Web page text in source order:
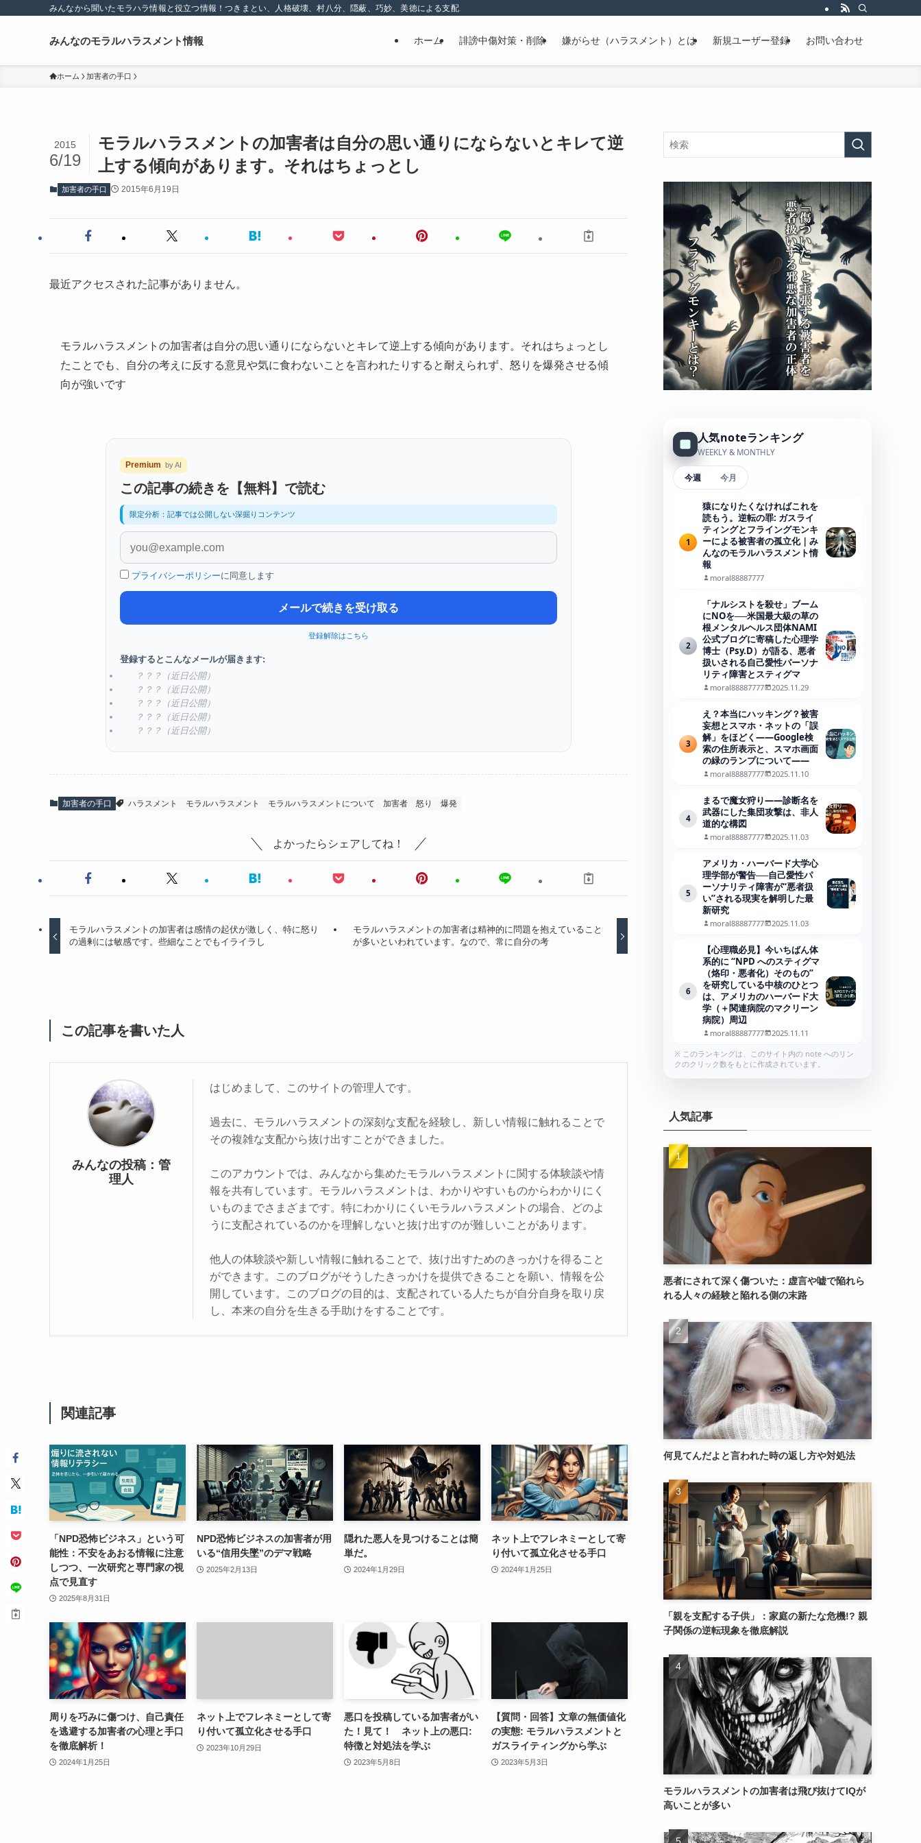
みんなから聞いたモラハラ情報と役立つ情報！つきまとい、人格破壊、村八分、隠蔽、巧妙、美徳による支配、精神的な嫌がらせ
みんなのモラルハラスメント情報 ホーム 誹謗中傷対策・削除 嫌がらせ（ハラスメント）とは 新規ユーザー登録 お問い合わせ
ホーム 加害者の手口
モラルハラスメントの加害者は自分の思い通りにならないとキレて逆
上する傾向があります。それはちょっとし
2015
6/19
加害者の手口 2015年6月19日
最近アクセスされた記事がありません。
モラルハラスメントの加害者は自分の思い通りにならないとキレて逆上する傾向があります。それはちょっとし
たことでも、自分の考えに反する意見や気に食わないことを言われたりすると耐えられず、怒りを爆発させる傾
向が強いです
Premium by AI
この記事の続きを【無料】で読む
限定分析：記事では公開しない深掘りコンテンツ
プライバシーポリシーに同意します
メールで続きを受け取る
登録解除はこちら
登録するとこんなメールが届きます:
？？？（近日公開）
？？？（近日公開）
？？？（近日公開）
？？？（近日公開）
？？？（近日公開）
加害者の手口 ハラスメント モラルハラスメント モラルハラスメントについて 加害者 怒り 爆発
よかったらシェアしてね！
モラルハラスメントの加害者は感情の起伏が激しく、特に怒り
の過剰には敏感です。些細なことでもイライラし
モラルハラスメントの加害者は精神的に問題を抱えていること
が多いといわれています。なので、常に自分の考
この記事を書いた人
みんなの投稿：管
理人
はじめまして、このサイトの管理人です。
過去に、モラルハラスメントの深刻な支配を経験し、新しい情報に触れることで
その複雑な支配から抜け出すことができました。
このアカウントでは、みんなから集めたモラルハラスメントに関する体験談や情
報を共有しています。モラルハラスメントは、わかりやすいものからわかりにく
いものまでさまざまです。特にわかりにくいモラルハラスメントの場合、どのよ
うに支配されているのかを理解しないと抜け出すのが難しいことがあります。
他人の体験談や新しい情報に触れることで、抜け出すためのきっかけを得ること
ができます。このブログがそうしたきっかけを提供できることを願い、情報を公
開しています。このブログの目的は、支配されている人たちが自分自身を取り戻
し、本来の自分を生きる手助けをすることです。
関連記事
「NPD恐怖ビジネス」という可
能性：不安をあおる情報に注意
しつつ、一次研究と専門家の視
点で見直す
2025年8月31日
NPD恐怖ビジネスの加害者が用
いる“信用失墜”のデマ戦略
2025年2月13日
隠れた悪人を見つけることは簡
単だ。
2024年1月29日
ネット上でフレネミーとして寄
り付いて孤立化させる手口
2024年1月25日
周りを巧みに傷つけ、自己責任
を逃避する加害者の心理と手口
を徹底解析！
2024年1月25日
ネット上でフレネミーとして寄
り付いて孤立化させる手口
2023年10月29日
悪口を投稿している加害者がい
た！見て！ ネット上の悪口:
特徴と対処法を学ぶ
2023年5月8日
【質問・回答】文章の無価値化
の実態: モラルハラスメントと
ガスライティングから学ぶ
2023年5月3日
人気noteランキング
WEEKLY & MONTHLY
今週 今月
1
猿になりたくなければこれを
読もう。逆転の罪: ガスライ
ティングとフライングモンキ
ーによる被害者の孤立化｜み
んなのモラルハラスメント情
報
moral88887777
2
「ナルシストを殺せ」ブーム
にNOを──米国最大級の草の
根メンタルヘルス団体NAMI
公式ブログに寄稿した心理学
博士（Psy.D）が語る、悪者
扱いされる自己愛性パーソナ
リティ障害とスティグマ
moral88887777 2025.11.29
3
え？本当にハッキング？被害
妄想とスマホ・ネットの「誤
解」をほどく――Google検
索の住所表示と、スマホ画面
の緑のランプについて――
moral88887777 2025.11.10
4
まるで魔女狩り——診断名を
武器にした集団攻撃は、非人
道的な構図
moral88887777 2025.11.03
5
アメリカ・ハーバード大学心
理学部が警告──自己愛性パ
ーソナリティ障害が“悪者扱
い”される現実を解明した最
新研究
moral88887777 2025.11.03
6
【心理職必見】今いちばん体
系的に “NPD へのスティグマ
（烙印・悪者化）そのもの”
を研究している中核のひとつ
は、アメリカのハーバード大
学（＋関連病院のマクリーン
病院）周辺
moral88887777
2025.11.11
※ このランキングは、このサイト内の note へのリン
クのクリック数をもとに作成されています。
人気記事
悪者にされて深く傷ついた：虚言や嘘で陥れら
れる人々の経験と陥れる側の末路
何見てんだよと言われた時の返し方や対処法
「親を支配する子供」：家庭の新たな危機!? 親
子関係の逆転現象を徹底解説
モラルハラスメントの加害者は飛び抜けてIQが
高いことが多い